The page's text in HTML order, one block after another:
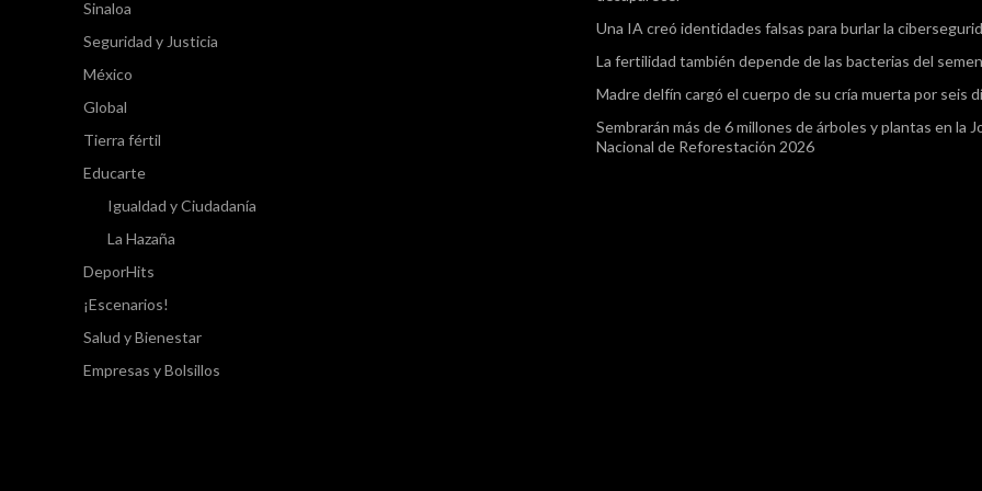
Sinaloa
Seguridad y Justicia
México
Global
Tierra fértil
Educarte
Igualdad y Ciudadanía
La Hazaña
DeporHits
¡Escenarios!
Salud y Bienestar
Empresas y Bolsillos
Una IA creó identidades falsas para burlar la
La fertilidad también depende de las bacterias del semen
Madre delfín cargó el cuerpo de su cría muerta por seis
Sembrarán más de 6 millones de árboles y plantas en la
Nacional de Reforestación 2026